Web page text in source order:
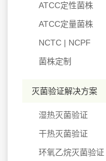
ATCC定性菌株
ATCC定量菌株
NCTC | NCPF
菌株定制
灭菌验证解决方案
湿热灭菌验证
干热灭菌验证
环氧乙烷灭菌验证